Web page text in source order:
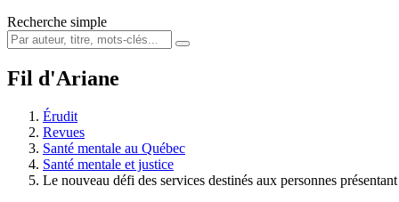
Recherche simple
Fil d'Ariane
Érudit
Revues
Santé mentale au Québec
Santé mentale et justice
Le nouveau défi des services destinés aux personnes